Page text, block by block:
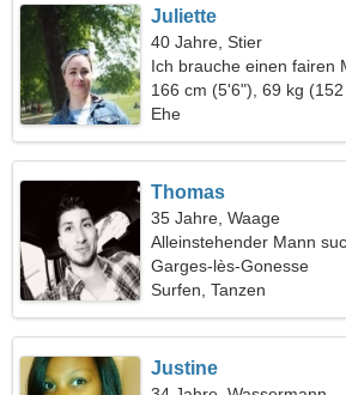
Juliette
40 Jahre, Stier
Ich brauche einen fairen
166 cm (5'6"), 69 kg
Ehe
Thomas
35 Jahre, Waage
Alleinstehender Mann
Garges-lès-Gonesse
Surfen, Tanzen
Justine